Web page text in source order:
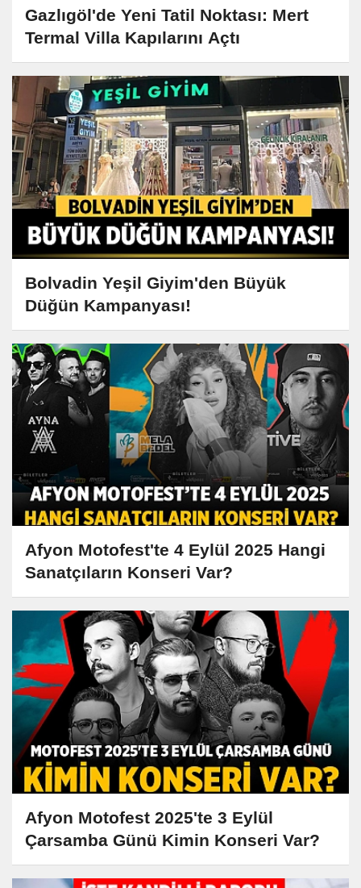
Gazlıgöl'de Yeni Tatil Noktası: Mert
Termal Villa Kapılarını Açtı
Bolvadin Yeşil Giyim'den Büyük
Düğün Kampanyası!
Afyon Motofest'te 4 Eylül 2025 Hangi
Sanatçıların Konseri Var?
Afyon Motofest 2025'te 3 Eylül
Çarsamba Günü Kimin Konseri Var?